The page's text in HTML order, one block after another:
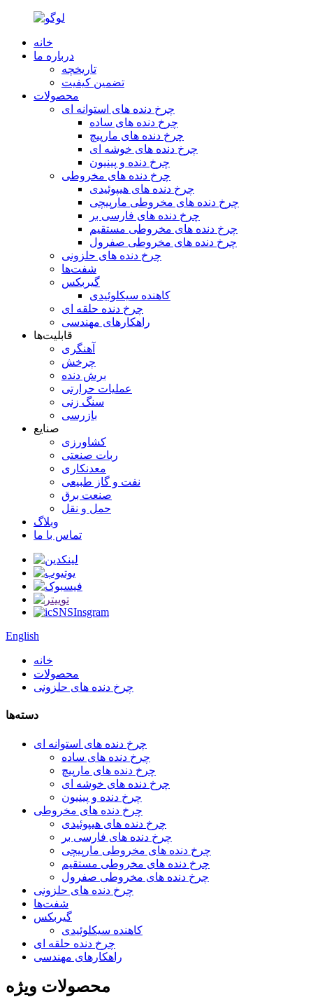
خانه
درباره ما
تاریخچه
تضمین کیفیت
محصولات
چرخ دنده های استوانه ای
چرخ دنده های ساده
چرخ دنده های مارپیچ
چرخ دنده های خوشه ای
چرخ دنده و پینیون
چرخ دنده های مخروطی
چرخ دنده های هیپوئیدی
چرخ دنده های مخروطی مارپیچی
چرخ دنده های فارسی بر
چرخ دنده های مخروطی مستقیم
چرخ دنده های مخروطی صفرول
چرخ دنده های حلزونی
شفت‌ها
گیربکس
کاهنده سیکلوئیدی
چرخ دنده حلقه ای
راهکارهای مهندسی
قابلیت‌ها
آهنگری
چرخش
برش دنده
عملیات حرارتی
سنگ زنی
بازرسی
صنایع
کشاورزی
ربات صنعتی
معدنکاری
نفت و گاز طبیعی
صنعت برق
حمل و نقل
وبلاگ
تماس با ما
English
خانه
محصولات
چرخ دنده های حلزونی
دسته‌ها
چرخ دنده های استوانه ای
چرخ دنده های ساده
چرخ دنده های مارپیچ
چرخ دنده های خوشه ای
چرخ دنده و پینیون
چرخ دنده های مخروطی
چرخ دنده های هیپوئیدی
چرخ دنده های فارسی بر
چرخ دنده های مخروطی مارپیچی
چرخ دنده های مخروطی مستقیم
چرخ دنده های مخروطی صفرول
چرخ دنده های حلزونی
شفت‌ها
گیربکس
کاهنده سیکلوئیدی
چرخ دنده حلقه ای
راهکارهای مهندسی
محصولات ویژه